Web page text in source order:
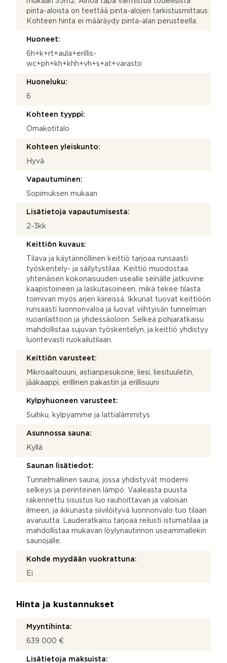
pinta-aloista on teettää pinta-alojen tarkistusmittaus.
Kohteen hinta ei määräydy pinta-alan perusteella.
Huoneet:
6h+k+rt+aula+erillis-
wc+ph+kh+khh+vh+s+at+varasto
Huoneluku:
6
Kohteen tyyppi:
Omakotitalo
Kohteen yleiskunto:
Hyvä
Vapautuminen:
Sopimuksen mukaan
Lisätietoja vapautumisesta:
2-3kk
Keittiön kuvaus:
Tilava ja käytännöllinen keittiö tarjoaa runsaasti
työskentely- ja säilytystilaa. Keittiö muodostaa
yhtenäisen kokonaisuuden usealle seinälle jatkuvine
kaapistoineen ja laskutasoineen, mikä tekee tilasta
toimivan myös arjen kiireissä. Ikkunat tuovat keittiöön
runsaasti luonnonvaloa ja luovat viihtyisän tunnelman
ruoanlaittoon ja yhdessäoloon. Selkeä pohjaratkaisu
mahdollistaa sujuvan työskentelyn, ja keittiö yhdistyy
luontevasti ruokailutilaan.
Keittiön varusteet:
Mikroaaltouuni, astianpesukone, liesi, liesituuletin,
jääkaappi, erillinen pakastin ja erillisuuni
Kylpyhuoneen varusteet:
Suihku, kylpyamme ja lattialämmitys
Asunnossa sauna:
Kyllä
Saunan lisätiedot:
Tunnelmallinen sauna, jossa yhdistyvät moderni
selkeys ja perinteinen lämpö. Vaaleasta puusta
rakennettu sisustus luo rauhoittavan ja valoisan
ilmeen, ja ikkunasta siivilöityvä luonnonvalo tuo tilaan
avaruutta. Lauderatkaisu tarjoaa reilusti istumatilaa ja
mahdollistaa mukavan löylynautinnon useammallekin
saunojalle.
Kohde myydään vuokrattuna:
Ei
Hinta ja kustannukset
Myyntihinta:
639 000 €
Lisätietoja maksuista: